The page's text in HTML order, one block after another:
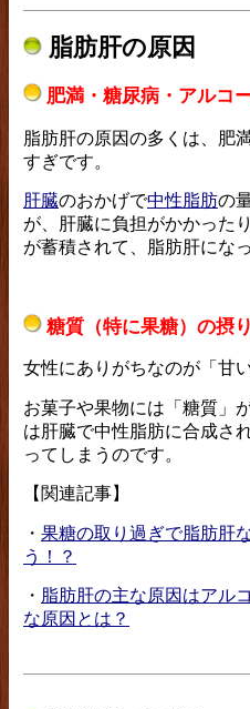
脂肪肝の原因
肥満・糖尿病・アルコ
脂肪肝の原因の多くは、肥満
すぎです。
肝臓のおかげで中性脂肪の
が、肝臓に負担がかかったり
が蓄積されて、脂肪肝にな
糖質（特に果糖）の摂
女性にありがちなのが「甘
お菓子や果物には「糖質」
は肝臓で中性脂肪に合成さ
ってしまうのです。
【関連記事】
・ 果糖の取り過ぎで脂肪肝
う！？
・ 脂肪肝の主な原因はアル
な原因とは？